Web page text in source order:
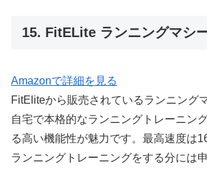
15. FitELite ランニングマシ
Amazonで詳細を見る
FitEliteから販売されているランニング
自宅で本格的なランニングトレーニン
る高い機能性が魅力です。最高速度は
ランニングトレーニングをする分には